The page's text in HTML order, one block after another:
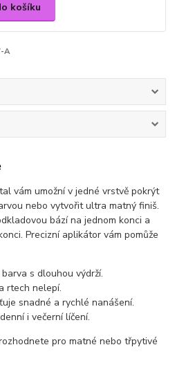
košíku
A
vám umožní v jedné vrstvě pokrýt
nebo vytvořit ultra matný finiš.
bází na jednom konci a
Precizní aplikátor vám pomůže
s dlouhou výdrží.
rtech nelepí.
snadné a rychlé nanášení.
i večerní líčení.
pro matné nebo třpytivé